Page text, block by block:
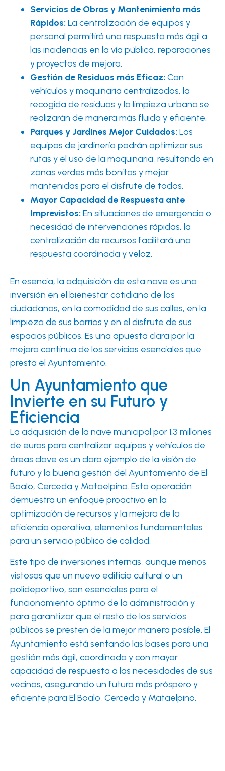
Servicios de Obras y Mantenimiento más
Rápidos: La centralización de equipos y
personal permitirá una respuesta más ágil a
las incidencias en la vía pública, reparaciones
y proyectos de mejora.
Gestión de Residuos más Eficaz: Con
vehículos y maquinaria centralizados, la
recogida de residuos y la limpieza urbana se
realizarán de manera más fluida y eficiente.
Parques y Jardines Mejor Cuidados: Los
equipos de jardinería podrán optimizar sus
rutas y el uso de la maquinaria, resultando en
zonas verdes más bonitas y mejor
mantenidas para el disfrute de todos.
Mayor Capacidad de Respuesta ante
Imprevistos: En situaciones de emergencia o
necesidad de intervenciones rápidas, la
centralización de recursos facilitará una
respuesta coordinada y veloz.
En esencia, la adquisición de esta nave es una
inversión en el bienestar cotidiano de los
ciudadanos, en la comodidad de sus calles, en la
limpieza de sus barrios y en el disfrute de sus
espacios públicos. Es una apuesta clara por la
mejora continua de los servicios esenciales que
presta el Ayuntamiento.
Un Ayuntamiento que
Invierte en su Futuro y
Eficiencia
La adquisición de la nave municipal por 1.3 millones
de euros para centralizar equipos y vehículos de
áreas clave es un claro ejemplo de la visión de
futuro y la buena gestión del Ayuntamiento de El
Boalo, Cerceda y Mataelpino. Esta operación
demuestra un enfoque proactivo en la
optimización de recursos y la mejora de la
eficiencia operativa, elementos fundamentales
para un servicio público de calidad.
Este tipo de inversiones internas, aunque menos
vistosas que un nuevo edificio cultural o un
polideportivo, son esenciales para el
funcionamiento óptimo de la administración y
para garantizar que el resto de los servicios
públicos se presten de la mejor manera posible. El
Ayuntamiento está sentando las bases para una
gestión más ágil, coordinada y con mayor
capacidad de respuesta a las necesidades de sus
vecinos, asegurando un futuro más próspero y
eficiente para El Boalo, Cerceda y Mataelpino.